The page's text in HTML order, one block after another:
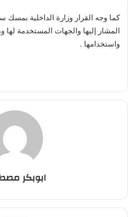
كما وجه القرار وزارة الداخلية بمسك
المشار إليها والجهات المستخدمة لها
واستخدامها .
ابوبكر